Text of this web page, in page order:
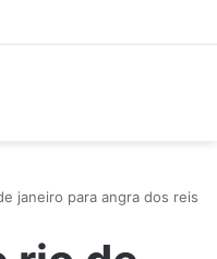
janeiro para angra dos reis